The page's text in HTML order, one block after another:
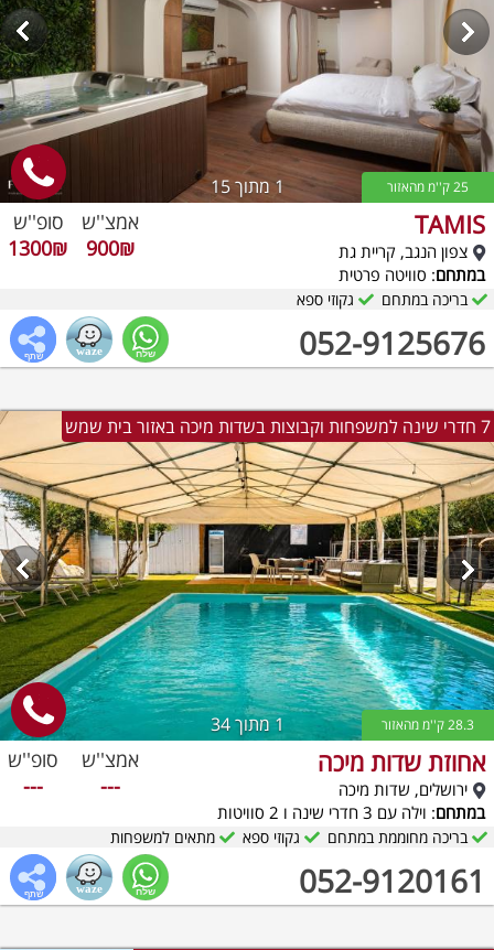
1מתוך 15 25 ק''מ מהאזור
TAMIS
צפון הנגב, קריית גת
במתחם: סוויטה פרטית
052-9125676
אמצ''ש
900₪
סופ''ש
1300₪
בריכה במתחם גקוזי ספא
7 חדרי שינה למשפחות וקבוצות בשדות מיכה באזור בית שמש
1מתוך 34 28.3 ק''מ מהאזור
אחוזת שדות מיכה
ירושלים, שדות מיכה
במתחם: וילה עם 3 חדרי שינה ו 2 סוויטות
052-9120161
אמצ''ש
---
סופ''ש
---
בריכה מחוממת במתחם גקוזי ספא מתאים למשפחות